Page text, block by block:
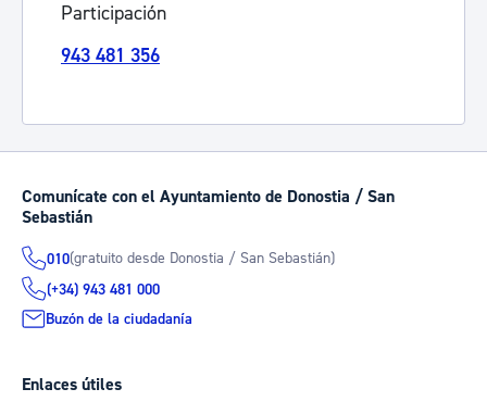
Participación
943 481 356
Comunícate con el Ayuntamiento de Donostia / San
Sebastián
010(gratuito desde Donostia / San Sebastián)
(+34) 943 481 000
Buzón de la ciudadanía
Enlaces útiles